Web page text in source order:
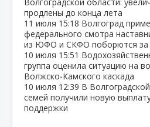
продлены до конца лета
11 июля 15:18 Волгоград
федерального смотра
из ЮФО и СКФО поборются за
10 июля 15:51
группа оценила ситуацию на
Волжско‑Камского каскада
10 июля 12:39 В
семей получили новую
поддержки